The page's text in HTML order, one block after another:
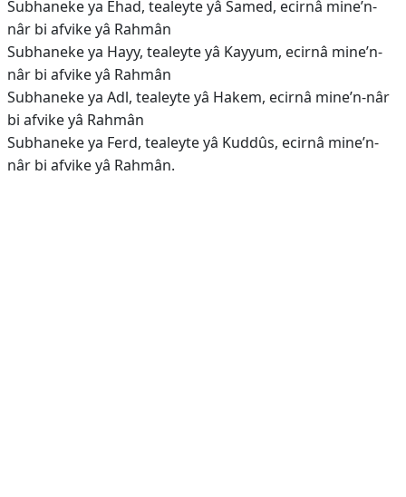
Subhaneke ya Ehad, tealeyte yâ Samed, ecirnâ mine’n-
nâr bi afvike yâ Rahmân
Subhaneke ya Hayy, tealeyte yâ Kayyum, ecirnâ mine’n-
nâr bi afvike yâ Rahmân
Subhaneke ya Adl, tealeyte yâ Hakem, ecirnâ mine’n-nâr
bi afvike yâ Rahmân
Subhaneke ya Ferd, tealeyte yâ Kuddûs, ecirnâ mine’n-
nâr bi afvike yâ Rahmân.